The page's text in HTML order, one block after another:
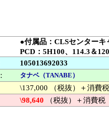
●付属品：CLSセンター
PCD：5H100、114.3＆
105013692033
タナベ（TANABE）
\137,000 （税抜）＋消費税
\98,640 （税抜）＋消費税